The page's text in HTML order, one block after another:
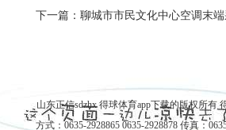
下一篇：聊城市市民文化中心空调末
山东正信sdzhx 得球体育app下载的版权所有
方式 ：0635-2928865 0635-2928878 传真：